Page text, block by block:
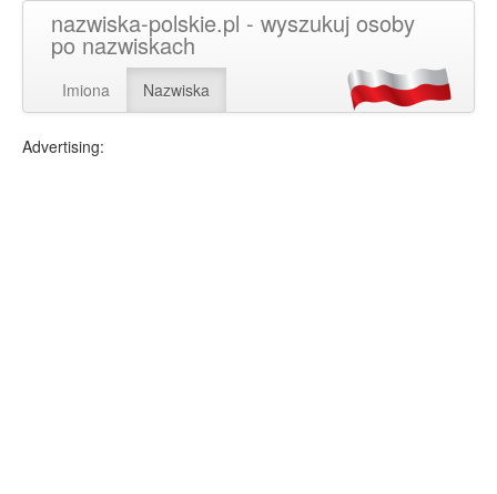
nazwiska-polskie.pl - wyszukuj osoby
po nazwiskach
Imiona Nazwiska
Advertising: